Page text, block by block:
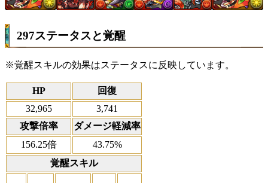
297ステータスと覚醒
※覚醒スキルの効果はステータスに反映しています。
HP
回復
32,965
3,741
攻撃倍率
ダメージ軽減率
156.25倍
43.75%
覚醒スキル